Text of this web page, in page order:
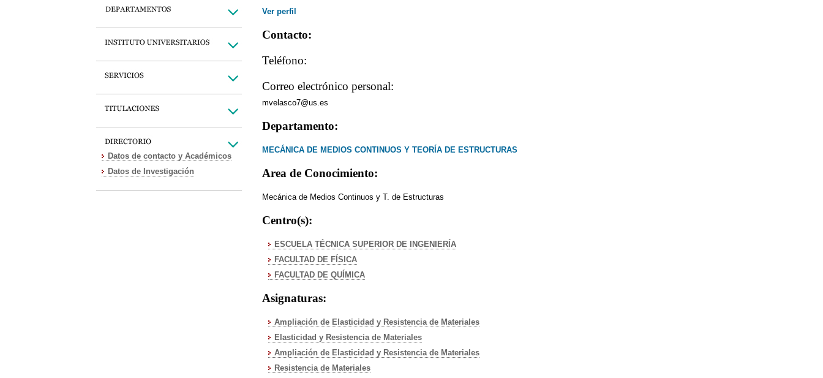
Datos de contacto y Académicos
Datos de Investigación
Ver perfil
Contacto:
Teléfono:
Correo electrónico personal:
mvelasco7@us.es
Departamento:
MECÁNICA DE MEDIOS CONTINUOS Y TEORÍA DE ESTRUCTURAS
Area de Conocimiento:
Mecánica de Medios Continuos y T. de Estructuras
Centro(s):
ESCUELA TÉCNICA SUPERIOR DE INGENIERÍA
FACULTAD DE FÍSICA
FACULTAD DE QUÍMICA
Asignaturas:
Ampliación de Elasticidad y Resistencia de Materiales
Elasticidad y Resistencia de Materiales
Ampliación de Elasticidad y Resistencia de Materiales
Resistencia de Materiales